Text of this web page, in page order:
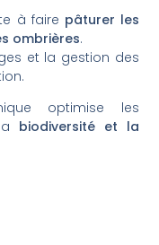
à faire pâturer les
ombrières.
et la gestion des
optimise les
biodiversité et la